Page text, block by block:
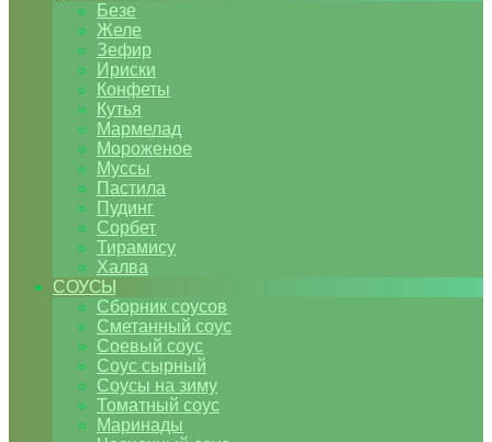
Безе
Желе
Зефир
Ириски
Конфеты
Кутья
Мармелад
Мороженое
Муссы
Пастила
Пудинг
Сорбет
Тирамису
Халва
СОУСЫ
Сборник соусов
Сметанный соус
Соевый соус
Соус сырный
Соусы на зиму
Томатный соус
Маринады